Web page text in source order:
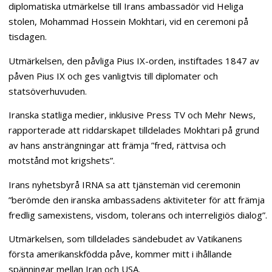
diplomatiska utmärkelse till Irans ambassadör vid Heliga
stolen, Mohammad Hossein Mokhtari, vid en ceremoni på
tisdagen.
Utmärkelsen, den påvliga Pius IX-orden, instiftades 1847 av
påven Pius IX och ges vanligtvis till diplomater och
statsöverhuvuden.
Iranska statliga medier, inklusive Press TV och Mehr News,
rapporterade att riddarskapet tilldelades Mokhtari på grund
av hans ansträngningar att främja ”fred, rättvisa och
motstånd mot krigshets”.
Irans nyhetsbyrå IRNA sa att tjänstemän vid ceremonin
”berömde den iranska ambassadens aktiviteter för att främja
fredlig samexistens, visdom, tolerans och interreligiös dialog”.
Utmärkelsen, som tilldelades sändebudet av Vatikanens
första amerikanskfödda påve, kommer mitt i ihållande
spänningar mellan Iran och USA.